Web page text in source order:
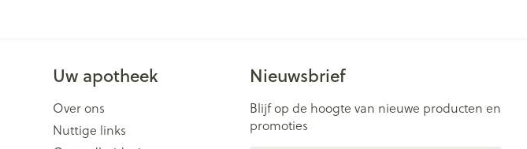
Uw apotheek
Over ons
Nuttige links
Nieuwsbrief
Blijf op de hoogte van nieuwe producten en
promoties